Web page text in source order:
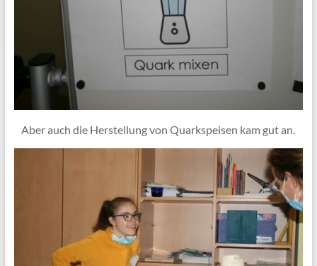
Aber auch die Herstellung von Quarkspeisen kam gut an.